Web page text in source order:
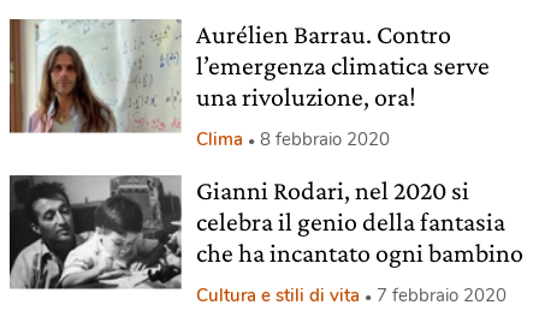
Aurélien Barrau. Contro
l’emergenza climatica serve
una rivoluzione, ora!
Clima 8 febbraio 2020
Gianni Rodari, nel 2020 si
celebra il genio della fantasia
che ha incantato ogni bambino
Cultura e stili di vita 7 febbraio 2020